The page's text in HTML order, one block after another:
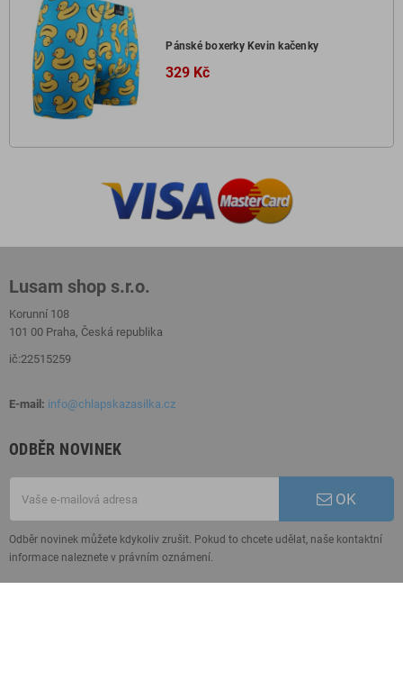
Pánské boxerky Kevin kačenky
329 Kč
Lusam shop s.r.o.
Korunní 108
101 00 Praha, Česká republika
ič:22515259
E-mail: info@chlapskazasilka.cz
ODBĚR NOVINEK
OK
Odběr novinek můžete kdykoliv zrušit. Pokud to chcete udělat, naše kontaktní
informace naleznete v právním oznámení.